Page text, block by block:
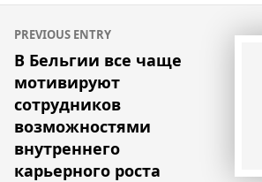
Навигация
по
записям
PREVIOUS ENTRY
В Бельгии все чаще
мотивируют
сотрудников
возможностями
внутреннего
карьерного роста